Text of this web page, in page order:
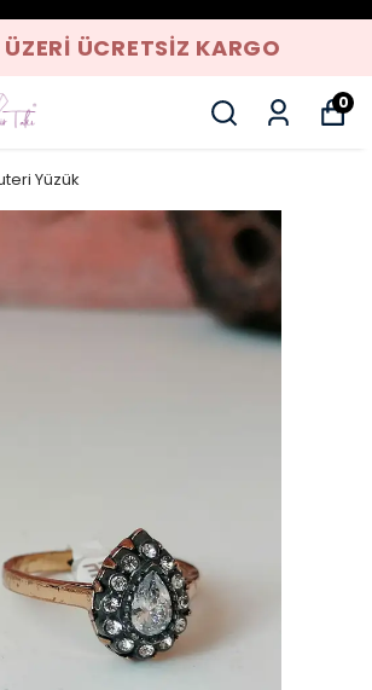
ÜCRETSIZ KARGO
0
Yüzük